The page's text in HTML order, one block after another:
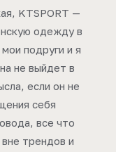
KTSPORT —
одежду в
подруги и я
не выйдет в
если он не
себя
все что
трендов и